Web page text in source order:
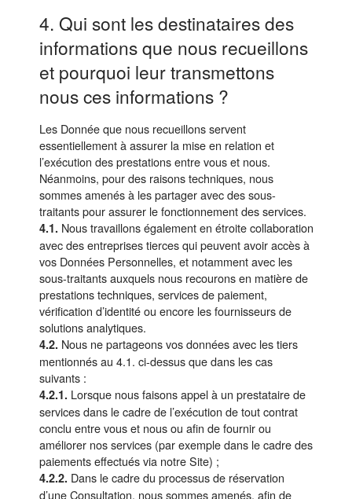
4. Qui sont les destinataires des
informations que nous recueillons
et pourquoi leur transmettons
nous ces informations ?
Les Donnée que nous recueillons servent
essentiellement à assurer la mise en relation et
l’exécution des prestations entre vous et nous.
Néanmoins, pour des raisons techniques, nous
sommes amenés à les partager avec des sous-
traitants pour assurer le fonctionnement des services.
4.1. Nous travaillons également en étroite collaboration
avec des entreprises tierces qui peuvent avoir accès à
vos Données Personnelles, et notamment avec les
sous-traitants auxquels nous recourons en matière de
prestations techniques, services de paiement,
vérification d’identité ou encore les fournisseurs de
solutions analytiques.
4.2. Nous ne partageons vos données avec les tiers
mentionnés au 4.1. ci-dessus que dans les cas
suivants :
4.2.1. Lorsque nous faisons appel à un prestataire de
services dans le cadre de l’exécution de tout contrat
conclu entre vous et nous ou afin de fournir ou
améliorer nos services (par exemple dans le cadre des
paiements effectués via notre Site) ;
4.2.2. Dans le cadre du processus de réservation
d’une Consultation, nous sommes amenés, afin de